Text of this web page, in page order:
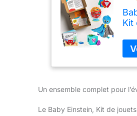
Kit
Un ensemble complet pour
Le Baby Einstein, Kit de